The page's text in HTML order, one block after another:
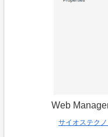
Web
サイオステク